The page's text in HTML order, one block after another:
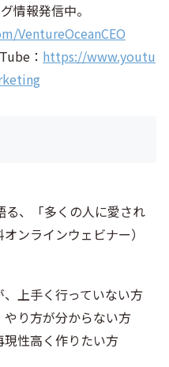
情報発信中。
VentureOceanCEO
： https://www.youtu
、「多くの人に愛され
ンラインウェビナー）
上手く行っていない方
やり方が分からない方
現性高く作りたい方